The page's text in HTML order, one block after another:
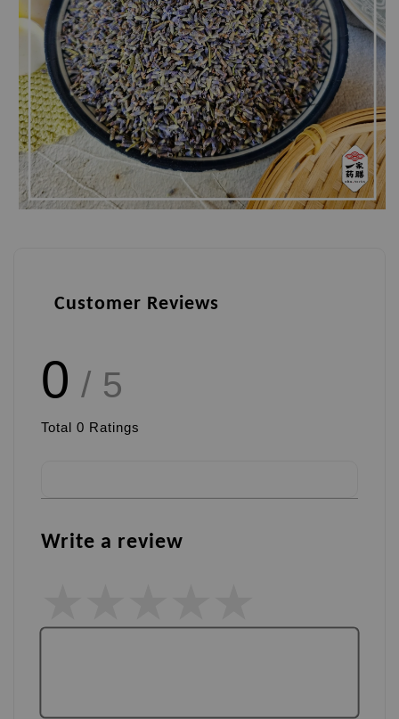
Customer Reviews
0 / 5
Total 0 Ratings
Write a review